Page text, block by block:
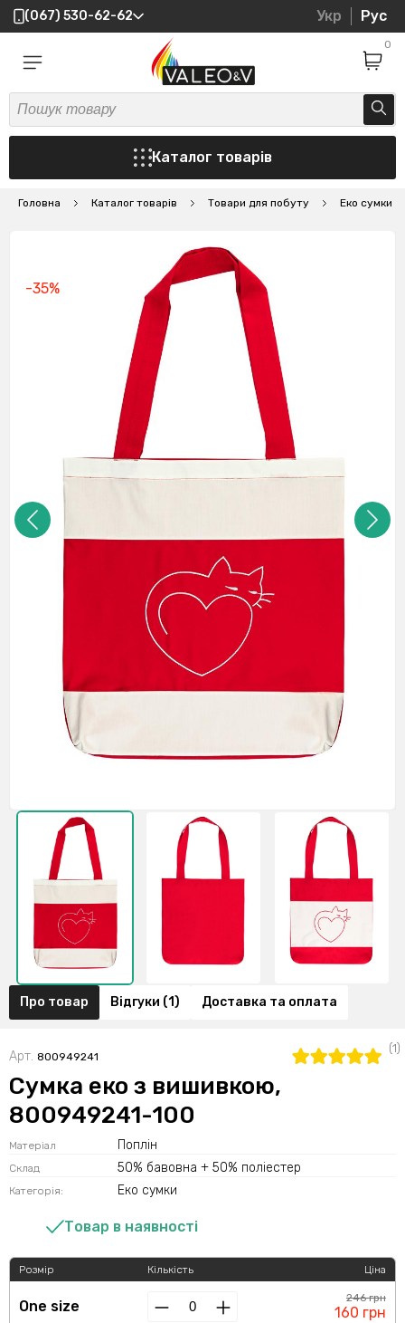
(067) 530-62-62 Укр Рус
0
Каталог товарів
Головна Каталог товарів Товари для побуту Еко сумки
-35%
Про товар Відгуки (1) Доставка та оплата
Арт. 800949241
(1)
Сумка еко з вишивкою,
800949241-100
Матеріал Поплін
Склад 50% бавовна + 50% поліестер
Категорія: Еко сумки
Товар в наявності
Розмір
Оne size
Кількість Ціна
246 грн
160 грн